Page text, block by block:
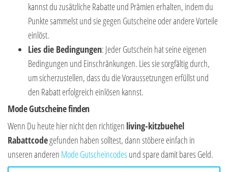
kannst du zusätzliche Rabatte und Prämien erhalten, indem du
Punkte sammelst und sie gegen Gutscheine oder andere Vorteile
einlöst.
Lies die Bedingungen: Jeder Gutschein hat seine eigenen
Bedingungen und Einschränkungen. Lies sie sorgfältig durch,
um sicherzustellen, dass du die Voraussetzungen erfüllst und
den Rabatt erfolgreich einlösen kannst.
Mode Gutscheine finden
Wenn Du heute hier nicht den richtigen living-kitzbuehel
Rabattcodegefunden haben solltest, dann stöbere einfach in
unseren anderen Mode Gutscheincodes und spare damit bares Geld.